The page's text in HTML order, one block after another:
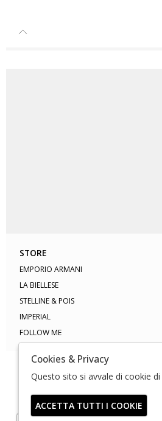
STORE
EMPORIO ARMANI
LA BIELLESE
STELLINE & POIS
IMPERIAL
FOLLOW ME
Cookies & Privacy
Questo sito si avvale di cookie
ACCETTA TUTTI I COOKIE